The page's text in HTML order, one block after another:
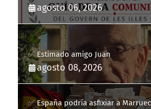
la Guía de la Comunicación del
Balears
agosto 06, 2026
✅ Estimado amigo Juan
agosto 08, 2026
✅ España podría asfixiar a